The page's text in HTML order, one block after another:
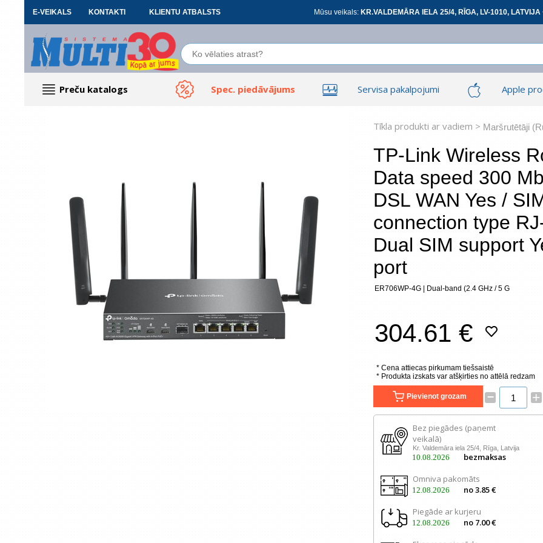
E-VEIKALS KONTAKTI KLIENTU ATBALSTS Mūsu veikals: KR.VALDEMĀRA IELA 25/4, RĪGA, LV-1010,
Ieiet
Ieiet
Preču katalogs Spec. piedāvājums Servisa pakalpojumi Apple
Tīkla produkti Viedierīces
Tīkla produkti ar vadiem > Maršrutētāji
TP-Link Wireless
Data speed 300
DSL WAN Yes /
connection type
Dual SIM support
port
ER706WP-4G | Dual-band (2.4 GHz / 5 G
304.61 €
* Cena attiecas pirkumam tiešsaistē
* Produkta izskats var atšķirties no attēlā redzam
Pievienot grozam – +
Bez piegādes (paņemt
veikalā)
Kr. Valdemāra iela 25/4, Rīga, Latvija
10.08.2026
bezmaksas
Omniva pakomāts
12.08.2026
no 3.85 €
Piegāde ar kurjeru
12.08.2026
no 7.00 €